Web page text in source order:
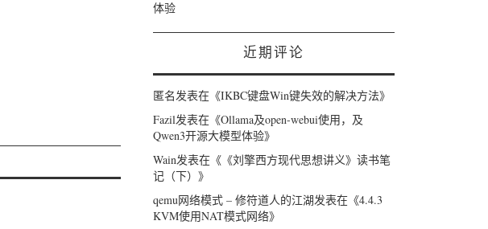
体验
近期评论
匿名发表在《IKBC键盘Win键失效的解决方法》
Fazil发表在《Ollama及open-webui使用，及
Qwen3开源大模型体验》
Wain发表在《《刘擎西方现代思想讲义》读书笔
记（下） 》
qemu网络模式 – 修符道人的江湖发表在《4.4.3
KVM使用NAT模式网络》